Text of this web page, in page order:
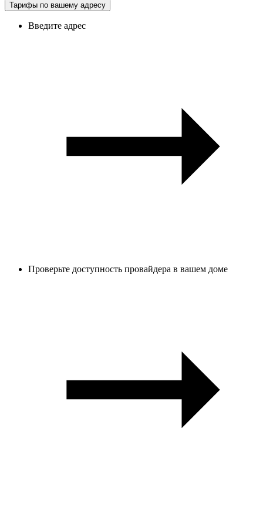
Тарифы по вашему адресу
Введите адрес
Проверьте доступность провайдера в вашем доме